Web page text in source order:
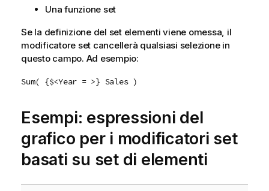
Una funzione set
Se la definizione del set elementi viene omessa, il
modificatore set cancellerà qualsiasi selezione in
questo campo. Ad esempio:
Sum( {$<Year = >} Sales )
Esempi: espressioni del
grafico per i modificatori set
basati su set di elementi